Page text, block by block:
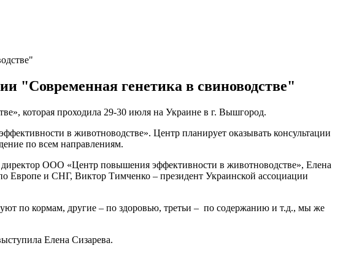
"Современная генетика в свиноводстве"
которая проходила 29-30 июля на Украине в г. Вышгород.
в животноводстве». Центр планирует оказывать консультации
по всем направлениям.
ООО «Центр повышения эффективности в животноводстве», Елена
и СНГ, Виктор Тимченко – президент Украинской ассоциации
по кормам, другие – по здоровью, третьи – по содержанию и т.д., мы же
Елена Сизарева.